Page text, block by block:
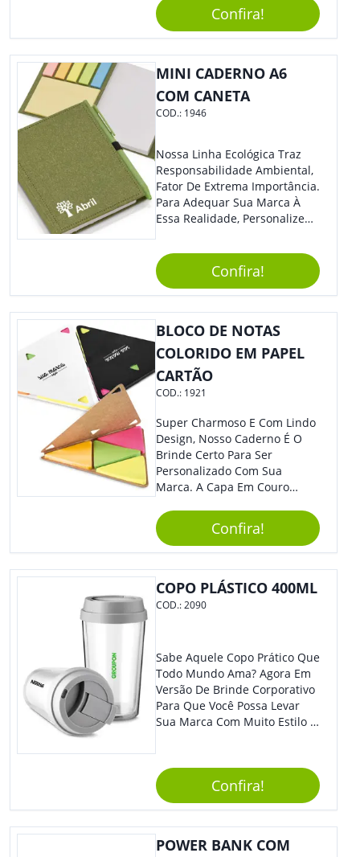
Dúvidas É Um Brinde Prático
Que Levará Sua Marca Com
Muito Estilo, Agradando À
Todos.
Confira!
MINI CADERNO A6
COM CANETA
COD.: 1946
Nossa Linha Ecológica Traz
Responsabilidade Ambiental,
Fator De Extrema Importância.
Para Adequar Sua Marca À
Essa Realidade, Personalize
Anotações Com Post-It E
Caneta. Elaborado A Partir De
Material Reciclado, O Brinde
Também É Prático, Tornando-
Se Assim Excelente Para Uso
Cotidiano. Perfeito, Não É?!
Confira!
BLOCO DE NOTAS
COLORIDO EM PAPEL
CARTÃO
COD.: 1921
Super Charmoso E Com Lindo
Design, Nosso Caderno É O
Brinde Certo Para Ser
Personalizado Com Sua
Marca. A Capa Em Couro
Elástico Permite Maior
Segurança Ao Carregá-Lo.
Ofereça A Seus Clientes E
Colaboradores, Sem Dúvidas
Eles Irão Adorar.
Confira!
COPO PLÁSTICO 400ML
COD.:2090
Sabe Aquele Copo Prático Que
Todo Mundo Ama? Agora Em
Versão De Brinde Corporativo
Para Que Você Possa Levar
Sua Marca Com Muito Estilo E
De Exposição.
Confira!
POWER BANK COM